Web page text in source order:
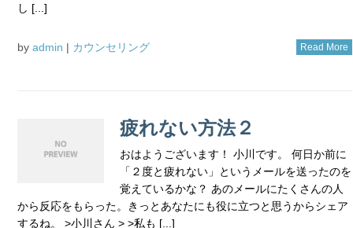
し [...]
by admin | カウンセリング Read More
疲れない方法２
おはようございます！ 小川です。 何日か前に
「２度と疲れない」というメールを送ったのを
覚えているかな？ あのメールにたくさんの人
から反応をもらった。きっとあなたにも役に立つと思うからシェア
するね。 >小川さん > >私も [...]